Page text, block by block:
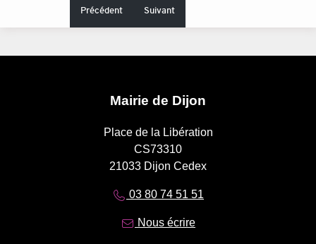
Précédent Suivant
Mairie de Dijon
Place de la Libération
CS73310
21033 Dijon Cedex
03 80 74 51 51
Nous écrire